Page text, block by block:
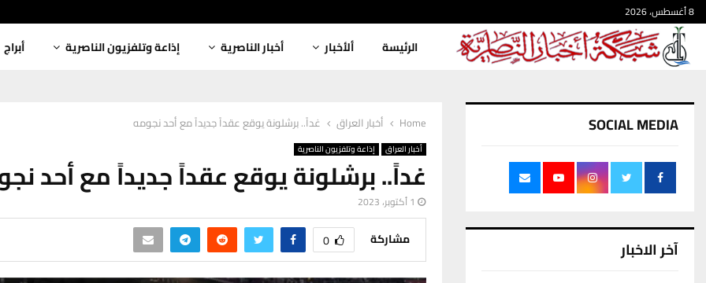
8 أغسطس، 2026
الرئيسة ألأخبار أخبار الناصرية إذاعة وتلفزيون الناصرية أبراج
Home أخبار العراق غداً.. برشلونة يوقع عقداً جديداً مع أحد نجومه
أخبار العراق إذاعة وتلفزيون الناصرية
غداً.. برشلونة يوقع عقداً جديداً مع أحد
1 أكتوبر، 2023
مشاركة 0
SOCIAL MEDIA
آخر الاخبار